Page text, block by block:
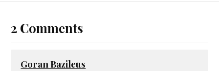
2 Comments
Goran Bazileus